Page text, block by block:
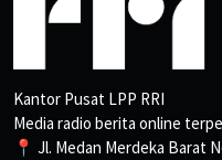
Kantor Pusat LPP RRI
Media radio berita online
📍 Jl. Medan Merdeka Barat